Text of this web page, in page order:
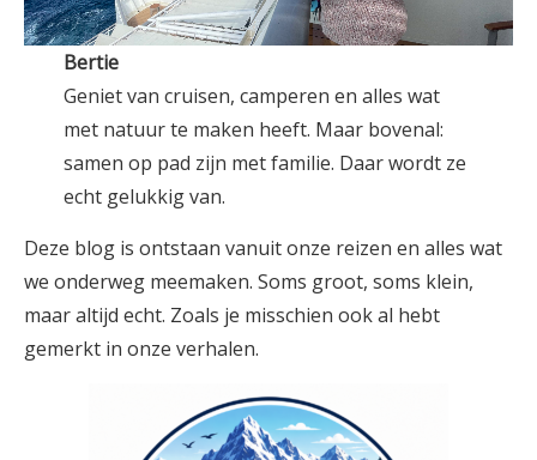
Bertie
Geniet van cruisen, camperen en alles wat
met natuur te maken heeft. Maar bovenal:
samen op pad zijn met familie. Daar wordt ze
echt gelukkig van.
Deze blog is ontstaan vanuit onze reizen en alles wat
we onderweg meemaken. Soms groot, soms klein,
maar altijd echt. Zoals je misschien ook al hebt
gemerkt in onze verhalen.